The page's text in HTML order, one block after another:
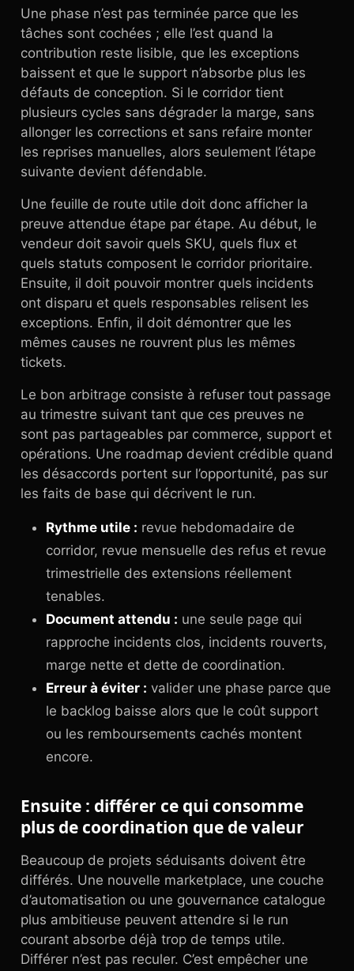
Une phase n’est pas terminée parce que les
tâches sont cochées ; elle l’est quand la
contribution reste lisible, que les exceptions
baissent et que le support n’absorbe plus les
défauts de conception. Si le corridor tient
plusieurs cycles sans dégrader la marge, sans
allonger les corrections et sans refaire monter
les reprises manuelles, alors seulement l’étape
suivante devient défendable.
Une feuille de route utile doit donc afficher la
preuve attendue étape par étape. Au début, le
vendeur doit savoir quels SKU, quels flux et
quels statuts composent le corridor prioritaire.
Ensuite, il doit pouvoir montrer quels incidents
ont disparu et quels responsables relisent les
exceptions. Enfin, il doit démontrer que les
mêmes causes ne rouvrent plus les mêmes
tickets.
Le bon arbitrage consiste à refuser tout passage
au trimestre suivant tant que ces preuves ne
sont pas partageables par commerce, support et
opérations. Une roadmap devient crédible quand
les désaccords portent sur l’opportunité, pas sur
les faits de base qui décrivent le run.
Rythme utile : revue hebdomadaire de
corridor, revue mensuelle des refus et revue
trimestrielle des extensions réellement
tenables.
Document attendu : une seule page qui
rapproche incidents clos, incidents rouverts,
marge nette et dette de coordination.
Erreur à éviter : valider une phase parce que
le backlog baisse alors que le coût support
ou les remboursements cachés montent
encore.
Ensuite : différer ce qui consomme
plus de coordination que de valeur
Beaucoup de projets séduisants doivent être
différés. Une nouvelle marketplace, une couche
d’automatisation ou une gouvernance catalogue
plus ambitieuse peuvent attendre si le run
courant absorbe déjà trop de temps utile.
Différer n’est pas reculer. C’est empêcher une